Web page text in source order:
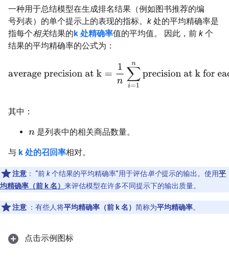
一种用于总结模型在生成排名结果（例如图书推荐的编
号列表）的单个提示上的表现的指标。 k 处的平均精确率是
指每个相关结果的k 处精确率值的平均值。 因此，前 k 个
结果的平均精确率的公式为：
1 ∑i=1
其中：
n是列表中的相关商品数量。
与 k 处的召回率相对。
注意 ： “前k个结果的平均精确率”用于评估单个提示的输出。使用平
均精确率（前 k 名） 来评估模型在许多不同提示下的输出质量。
注意 ：有些人将平均精确率（前 k 名） 简称为平均精确率。
点击示例图标